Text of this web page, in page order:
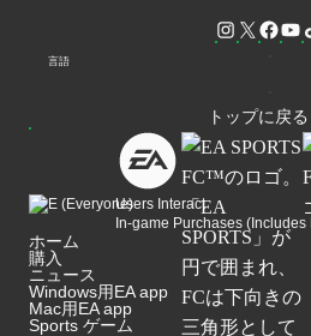
言語
トップに戻る
Users Interact
In-game Purchases (Includes
ホーム
購入
ニュース
Windows用EA app
Mac用EA app
Sports ゲーム